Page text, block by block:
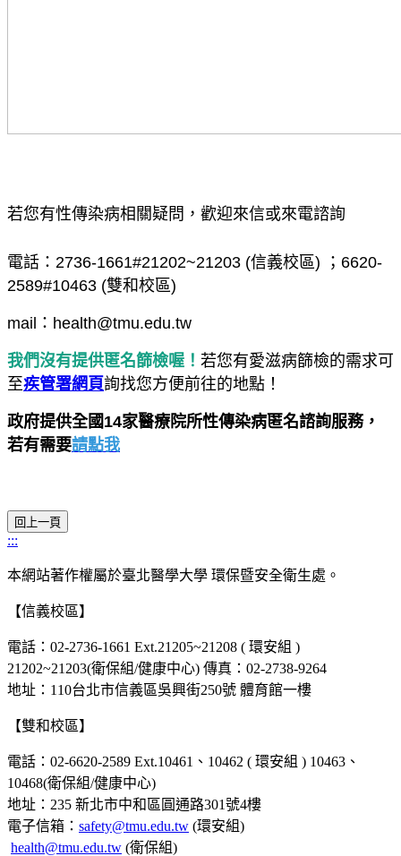
若您有性傳染病相關疑問，歡迎來信或來電諮詢
電話：2736-1661#21202~21203 (信義校區) ；6620-
2589#10463 (雙和校區)
mail：health@tmu.edu.tw
我們沒有提供匿名篩檢喔！ 若您有愛滋病篩檢的需求可
至疾管署網頁詢找您方便前往的地點！
政府提供全國14家醫療院所性傳染病匿名諮詢服務，
若有需要請點我
:::
本網站著作權屬於臺北醫學大學 環保暨安全衛生處。
【信義校區】
電話：02-2736-1661 Ext.21205~21208 ( 環安組 )
21202~21203(衛保組/健康中心) 傳真：02-2738-9264
地址：110台北市信義區吳興街250號 體育館一樓
【雙和校區】
電話：02-6620-2589 Ext.10461、10462 ( 環安組 ) 10463、
10468(衛保組/健康中心)
地址：235 新北市中和區圓通路301號4樓
電子信箱： safety@tmu.edu.tw (環安組)
health@tmu.edu.tw (衛保組)